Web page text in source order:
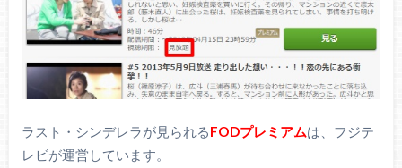
ラスト・シンデレラが見られるFODプレミアムは、フジテ
レビが運営しています。